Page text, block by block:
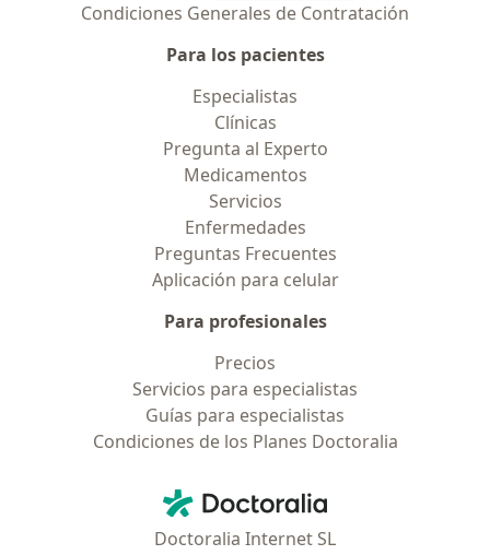
Condiciones Generales de Contratación
Para los pacientes
Especialistas
Clínicas
Pregunta al Experto
Medicamentos
Servicios
Enfermedades
Preguntas Frecuentes
Aplicación para celular
Para profesionales
Precios
Servicios para especialistas
Guías para especialistas
Condiciones de los Planes Doctoralia
Doctoralia - Página de inicio
Doctoralia Internet SL